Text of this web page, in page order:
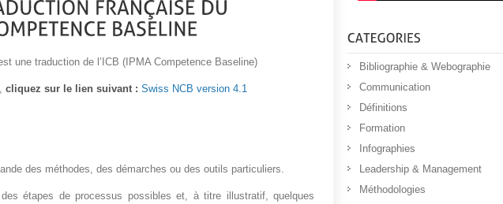
une traduction de l’ICB (IPMA Competence Baseline)
cliquez sur le lien suivant : Swiss NCB version 4.1
des méthodes, des démarches ou des outils particuliers.
étapes de processus possibles et, à titre illustratif, quelques
Bibliographie & Webographie
Communication
Définitions
Formation
Infographies
Leadership & Management
Méthodologies